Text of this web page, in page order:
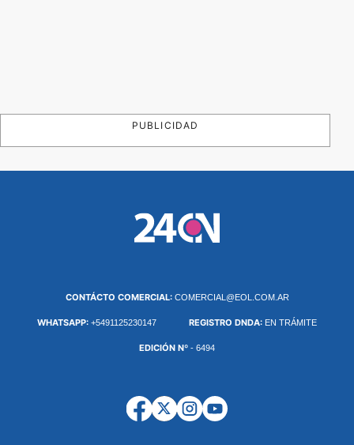
PUBLICIDAD
CONTÁCTO COMERCIAL: COMERCIAL@EOL.COM.AR
WHATSAPP: +5491125230147 REGISTRO DNDA: EN TRÁMITE
EDICIÓN Nº - 6494